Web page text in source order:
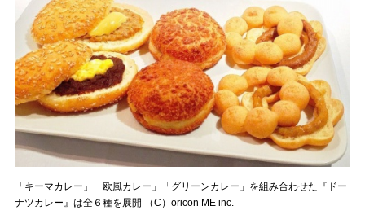
「キーマカレー」「欧風カレー」「グリーンカレー」を組み合わせた『ドー
ナツカレー』は全６種を展開 （C）oricon ME inc.